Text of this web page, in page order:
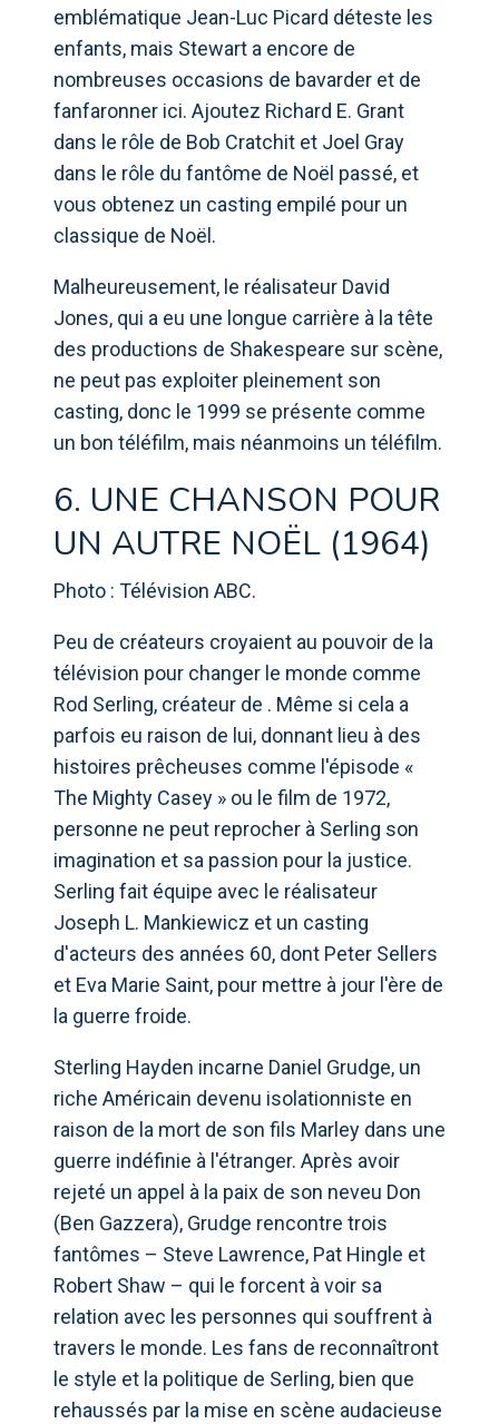
emblématique Jean-Luc Picard déteste les
enfants, mais Stewart a encore de
nombreuses occasions de bavarder et de
fanfaronner ici. Ajoutez Richard E. Grant
dans le rôle de Bob Cratchit et Joel Gray
dans le rôle du fantôme de Noël passé, et
vous obtenez un casting empilé pour un
classique de Noël.
Malheureusement, le réalisateur David
Jones, qui a eu une longue carrière à la tête
des productions de Shakespeare sur scène,
ne peut pas exploiter pleinement son
casting, donc le 1999 se présente comme
un bon téléfilm, mais néanmoins un téléfilm.
6. UNE CHANSON POUR
UN AUTRE NOËL (1964)
Photo : Télévision ABC.
Peu de créateurs croyaient au pouvoir de la
télévision pour changer le monde comme
Rod Serling, créateur de . Même si cela a
parfois eu raison de lui, donnant lieu à des
histoires prêcheuses comme l'épisode «
The Mighty Casey » ou le film de 1972,
personne ne peut reprocher à Serling son
imagination et sa passion pour la justice.
Serling fait équipe avec le réalisateur
Joseph L. Mankiewicz et un casting
d'acteurs des années 60, dont Peter Sellers
et Eva Marie Saint, pour mettre à jour l'ère de
la guerre froide.
Sterling Hayden incarne Daniel Grudge, un
riche Américain devenu isolationniste en
raison de la mort de son fils Marley dans une
guerre indéfinie à l'étranger. Après avoir
rejeté un appel à la paix de son neveu Don
(Ben Gazzera), Grudge rencontre trois
fantômes – Steve Lawrence, Pat Hingle et
Robert Shaw – qui le forcent à voir sa
relation avec les personnes qui souffrent à
travers le monde. Les fans de reconnaîtront
le style et la politique de Serling, bien que
rehaussés par la mise en scène audacieuse